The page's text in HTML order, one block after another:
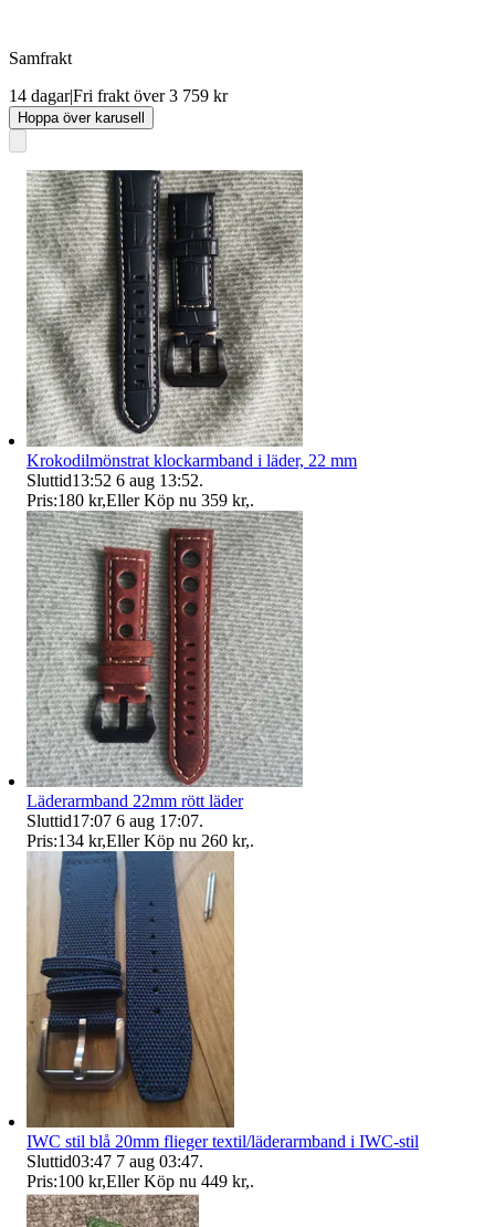
Samfrakt
14 dagar|Fri frakt över 3 759 kr
Hoppa över karusell
Krokodilmönstrat klockarmband i läder, 22 mm
Sluttid13:52 6 aug 13:52.
Pris:180 kr,Eller Köp nu 359 kr,.
Läderarmband 22mm rött läder
Sluttid17:07 6 aug 17:07.
Pris:134 kr,Eller Köp nu 260 kr,.
IWC stil blå 20mm flieger textil/läderarmband i IWC-stil
Sluttid03:47 7 aug 03:47.
Pris:100 kr,Eller Köp nu 449 kr,.